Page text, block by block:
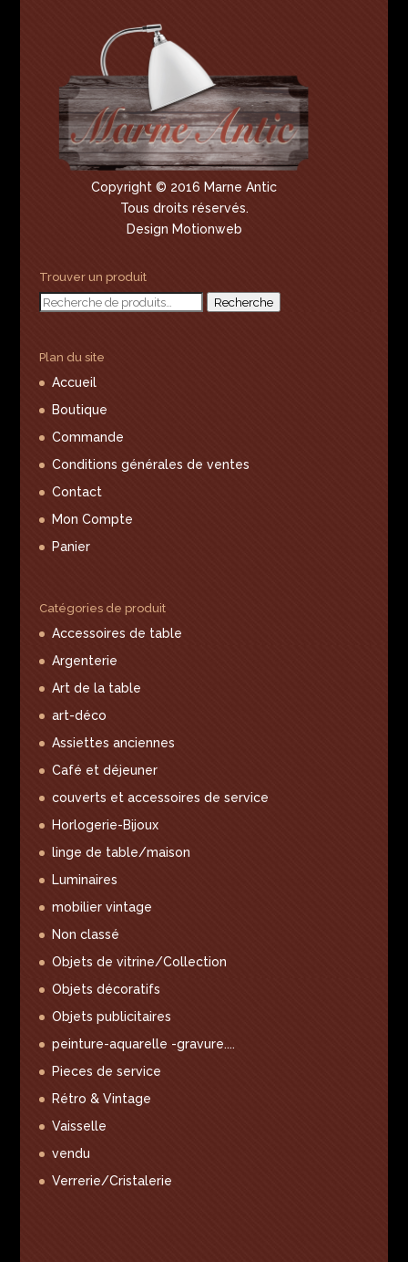
Copyright © 2016 Marne Antic
Tous droits réservés.
Design Motionweb
Trouver un produit
Recherche
Recherche
Plan du site
Accueil
Boutique
Commande
Conditions générales de ventes
Contact
Mon Compte
Panier
Catégories de produit
Accessoires de table
Argenterie
Art de la table
art-déco
Assiettes anciennes
Café et déjeuner
couverts et accessoires de service
Horlogerie-Bijoux
linge de table/maison
Luminaires
mobilier vintage
Non classé
Objets de vitrine/Collection
Objets décoratifs
Objets publicitaires
peinture-aquarelle -gravure....
Pieces de service
Rétro & Vintage
Vaisselle
vendu
Verrerie/Cristalerie